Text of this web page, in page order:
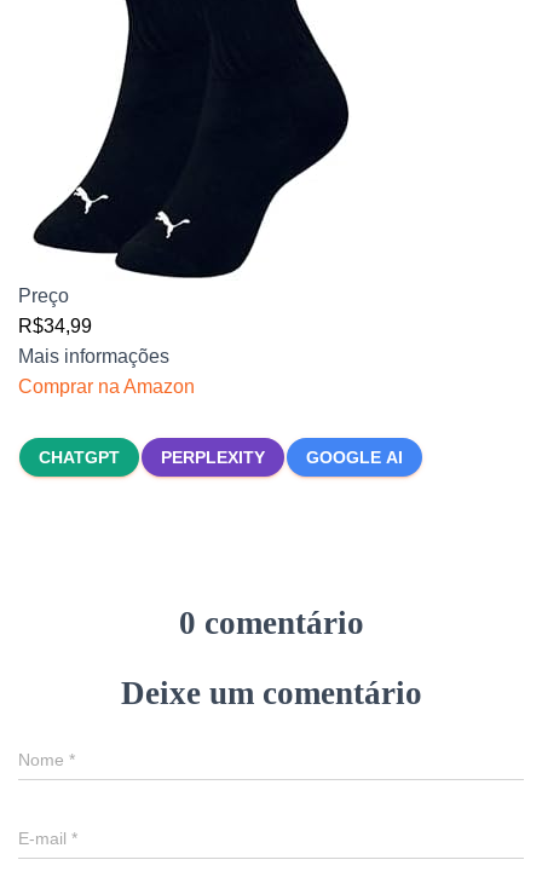
Preço
R$34,99
Mais informações
Comprar na Amazon
CHATGPT PERPLEXITY GOOGLE AI
0 comentário
Deixe um comentário
Nome *
E-mail *